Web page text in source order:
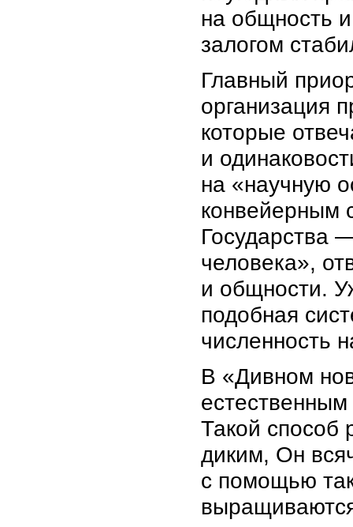
на общность
залогом
Главный
организация
которые
и
на «научную
конвейерным
Государства
человека»,
и общности.
подобная
численность
В «Дивном
Такой способ
диким, Он
с помощью